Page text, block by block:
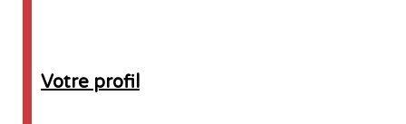
Votre profil